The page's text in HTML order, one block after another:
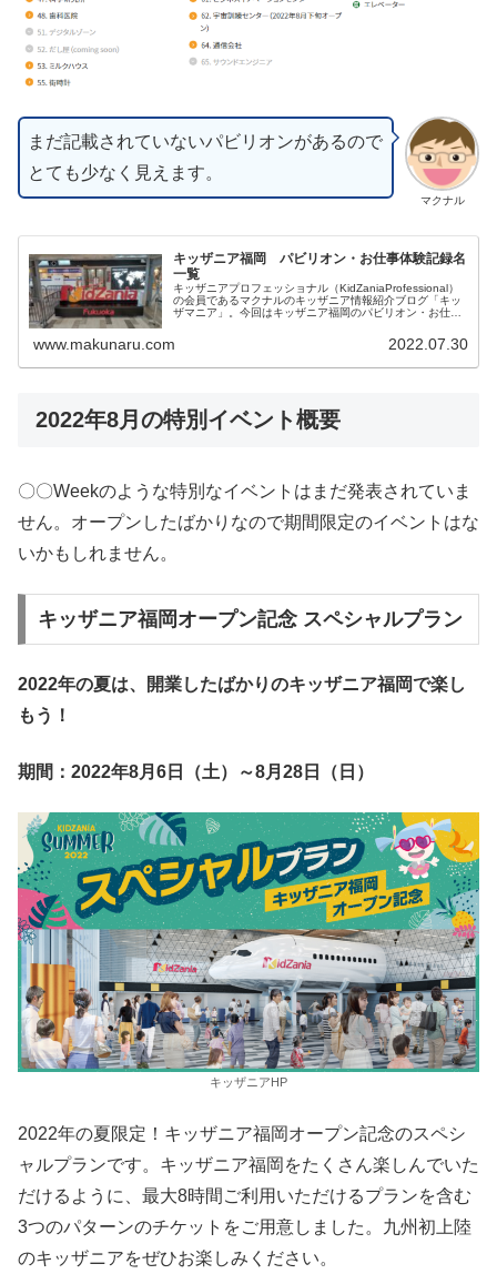
マクナル
まだ記載されていないパビリオンがあるので
とても少なく見えます。
キッザニア福岡 パビリオン・お仕事体験記録名
一覧
キッザニアプロフェッショナル（KidZaniaProfessional）
の会員であるマクナルのキッザニア情報紹介ブログ「キッ
ザマニア」。今回はキッザニア福岡のパビリオン・お仕事
www.makunaru.com 2022.07.30
2022年8月の特別イベント概要
〇〇Weekのような特別なイベントはまだ発表されていま
せん。オープンしたばかりなので期間限定のイベントはな
いかもしれません。
キッザニア福岡オープン記念 スペシャルプラン
2022年の夏は、開業したばかりのキッザニア福岡で楽し
もう！
期間：2022年8月6日（土）～8月28日（日）
キッザニアHP
2022年の夏限定！キッザニア福岡オープン記念のスペシ
ャルプランです。キッザニア福岡をたくさん楽しんでいた
だけるように、最大8時間ご利用いただけるプランを含む
3つのパターンのチケットをご用意しました。九州初上陸
のキッザニアをぜひお楽しみください。